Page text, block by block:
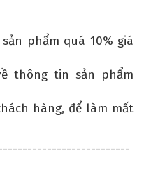
phẩm quá 10% giá
thông tin sản phẩm
hàng, để làm mất